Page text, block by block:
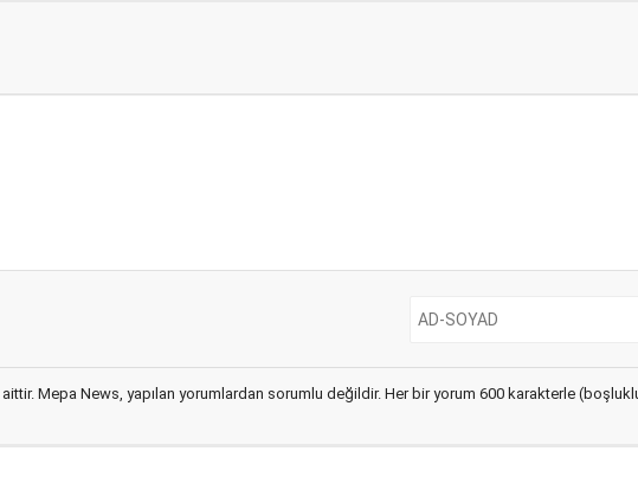
Mepa News, yapılan yorumlardan sorumlu değildir. Her bir yorum 600 karakterle (boşluklu)